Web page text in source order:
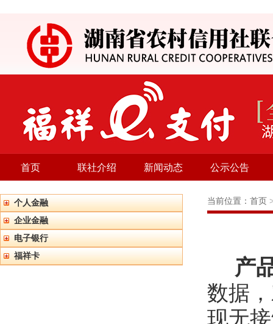
首页 联社介绍 新闻动态 公示公告
个人金融
企业金融
电子银行
福祥卡
当前位置： 首页
产
数据
现无